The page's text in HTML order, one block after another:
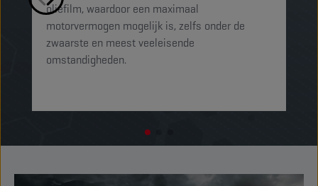
oliefilm, waardoor een maximaal
motorvermogen mogelijk is, zelfs onder de
zwaarste en meest veeleisende
omstandigheden.